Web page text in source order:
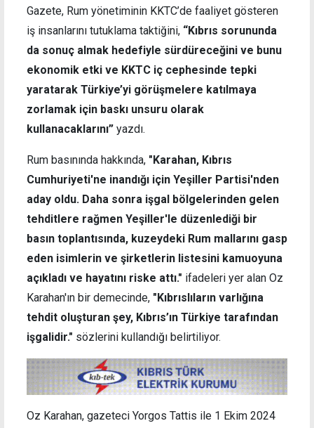
Gazete, Rum yönetiminin KKTC’de faaliyet gösteren
iş insanlarını tutuklama taktiğini, “Kıbrıs sorununda
da sonuç almak hedefiyle sürdüreceğini ve bunu
ekonomik etki ve KKTC iç cephesinde tepki
yaratarak Türkiye’yi görüşmelere katılmaya
zorlamak için baskı unsuru olarak
kullanacaklarını” yazdı.
Rum basınında hakkında, "Karahan, Kıbrıs
Cumhuriyeti'ne inandığı için Yeşiller Partisi'nden
aday oldu. Daha sonra işgal bölgelerinden gelen
tehditlere rağmen Yeşiller'le düzenlediği bir
basın toplantısında, kuzeydeki Rum mallarını gasp
eden isimlerin ve şirketlerin listesini kamuoyuna
açıkladı ve hayatını riske attı." ifadeleri yer alan Oz
Karahan'ın bir demecinde, "Kıbrıslıların varlığına
tehdit oluşturan şey, Kıbrıs’ın Türkiye tarafından
işgalidir." sözlerini kullandığı belirtiliyor.
Oz Karahan, gazeteci Yorgos Tattis ile 1 Ekim 2024